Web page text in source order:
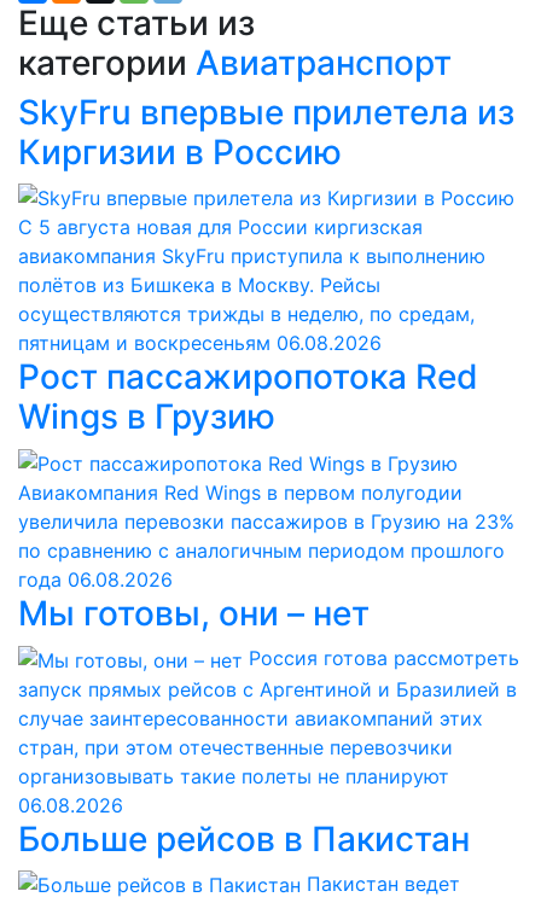
Еще статьи из
категории Авиатранспорт
SkyFru впервые прилетела из
Киргизии в Россию
С 5 августа новая для России киргизская
авиакомпания SkyFru приступила к выполнению
полётов из Бишкека в Москву. Рейсы
осуществляются трижды в неделю, по средам,
пятницам и воскресеньям 06.08.2026
Рост пассажиропотока Red
Wings в Грузию
Авиакомпания Red Wings в первом полугодии
увеличила перевозки пассажиров в Грузию на 23%
по сравнению с аналогичным периодом прошлого
года 06.08.2026
Мы готовы, они – нет
Россия готова рассмотреть
запуск прямых рейсов с Аргентиной и Бразилией в
случае заинтересованности авиакомпаний этих
стран, при этом отечественные перевозчики
организовывать такие полеты не планируют
06.08.2026
Больше рейсов в Пакистан
Пакистан ведет